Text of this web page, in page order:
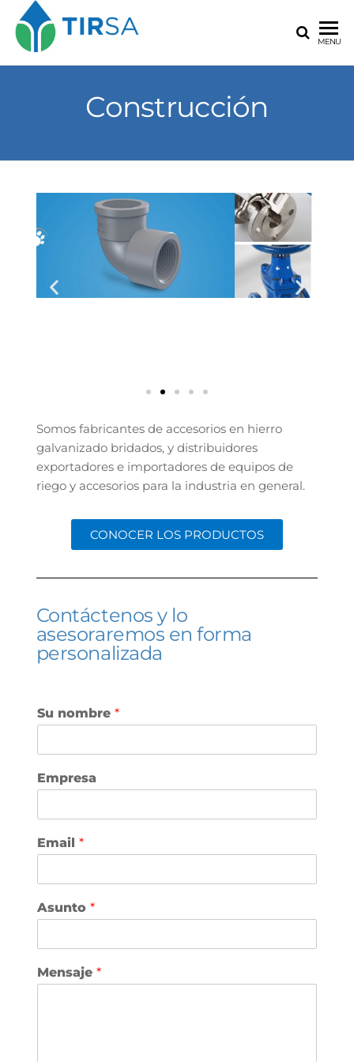
MENU
Construcción
Somos fabricantes de accesorios en hierro
galvanizado bridados, y distribuidores
exportadores e importadores de equipos de
riego y accesorios para la industria en general.
CONOCER LOS PRODUCTOS
Contáctenos y lo
asesoraremos en forma
personalizada
Su nombre *
Empresa
Email *
Asunto *
Mensaje *